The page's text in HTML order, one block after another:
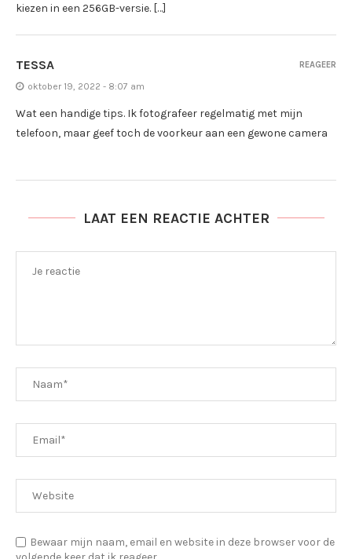
kiezen in een 256GB-versie. […]
TESSA
oktober 19, 2022 - 8:07 am
Wat een handige tips. Ik fotografeer regelmatig met mijn
telefoon, maar geef toch de voorkeur aan een gewone camera
REAGEER
LAAT EEN REACTIE ACHTER
Bewaar mijn naam, email en website in deze browser voor de